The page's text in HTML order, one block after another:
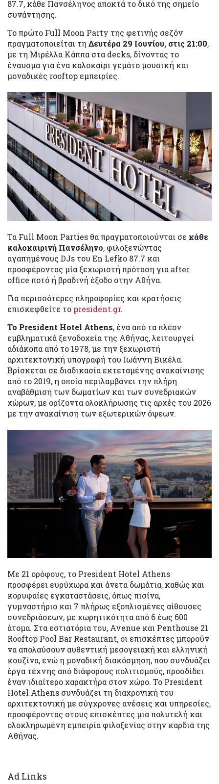
87.7, κάθε Πανσέληνος αποκτά το δικό της σημείο
συνάντησης.
Το πρώτο Full Moon Party της φετινής σεζόν
πραγματοποιείται τη Δευτέρα 29 Ιουνίου, στις 21:00,
με τη Μιρέλλα Κάππα στα decks, δίνοντας το
έναυσμα για ένα καλοκαίρι γεμάτο μουσική και
μοναδικές rooftop εμπειρίες.
Τα Full Moon Parties θα πραγματοποιούνται σε κάθε
καλοκαιρινή Πανσέληνο, φιλοξενώντας
αγαπημένους DJs του En Lefko 87.7 και
προσφέροντας μία ξεχωριστή πρόταση για after
office ποτό ή βραδινή έξοδο στην Αθήνα.
Για περισσότερες πληροφορίες και κρατήσεις
επισκεφθείτε το president.gr.
Το President Hotel Athens, ένα από τα πλέον
εμβληματικά ξενοδοχεία της Αθήνας, λειτουργεί
αδιάκοπα από το 1978, με την ξεχωριστή
αρχιτεκτονική υπογραφή του Ιωάννη Βικέλα.
Βρίσκεται σε διαδικασία εκτεταμένης ανακαίνισης
από το 2019, η οποία περιλαμβάνει την πλήρη
αναβάθμιση των δωματίων και των συνεδριακών
χώρων, με ορίζοντα ολοκλήρωσης τις αρχές του 2026
με την ανακαίνιση των εξωτερικών όψεων.
Με 21 ορόφους, το President Hotel Athens
προσφέρει ευρύχωρα και άνετα δωμάτια, καθώς και
κορυφαίες εγκαταστάσεις, όπως πισίνα,
γυμναστήριο και 7 πλήρως εξοπλισμένες αίθουσες
συνεδριάσεων, με χωρητικότητα από 6 έως 600
άτομα. Στα εστιατόρια του, Avenue και Penthouse 21
Rooftop Pool Bar Restaurant, οι επισκέπτες μπορούν
να απολαύσουν αυθεντική μεσογειακή και ελληνική
κουζίνα, ενώ η μοναδική διακόσμηση, που συνδυάζει
έργα τέχνης από διάφορους πολιτισμούς, προσδίδει
έναν ιδιαίτερο χαρακτήρα στον χώρο. Το President
Hotel Athens συνδυάζει τη διαχρονική του
αρχιτεκτονική με σύγχρονες ανέσεις και υπηρεσίες,
προσφέροντας στους επισκέπτες μια πολυτελή και
ολοκληρωμένη εμπειρία φιλοξενίας στην καρδιά της
Αθήνας.
Ad Links